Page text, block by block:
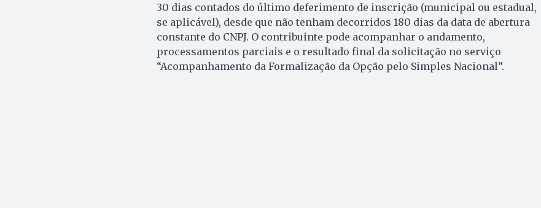
30 dias contados do último deferimento de inscrição (municipal ou estadual,
se aplicável), desde que não tenham decorridos 180 dias da data de abertura
constante do CNPJ. O contribuinte pode acompanhar o andamento,
processamentos parciais e o resultado final da solicitação no serviço
“Acompanhamento da Formalização da Opção pelo Simples Nacional”.